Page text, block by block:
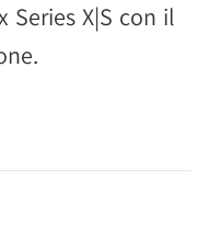
Series X|S con il